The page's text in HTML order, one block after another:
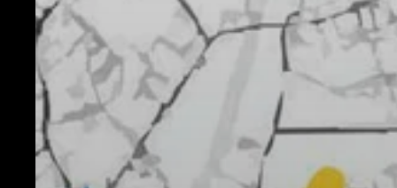
Musiques
Fiesta
En tournée
100 Dessus
Dessous
participatifs